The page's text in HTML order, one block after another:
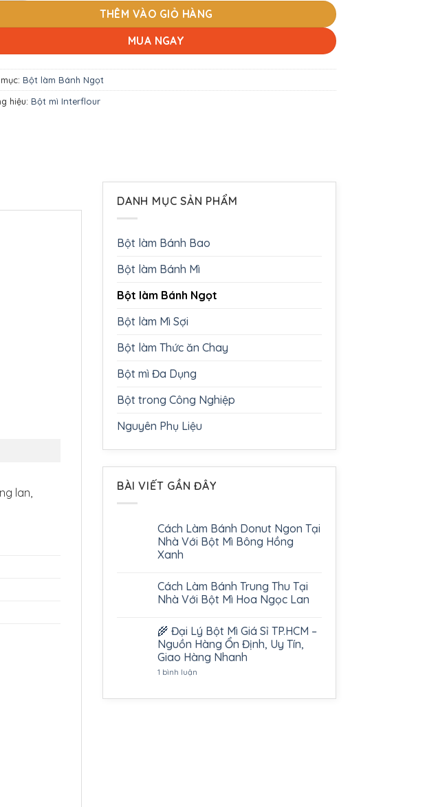
THÊM VÀO GIỎ HÀNG
MUA NGAY
Bột làm Bánh Ngọt
hiệu: Bột mì Interflour
lan,
DANH MỤC SẢN PHẨM
Bột làm Bánh Bao
Bột làm Bánh Mì
Bột làm Bánh Ngọt
Bột làm Mì Sợi
Bột làm Thức ăn Chay
Bột mì Đa Dụng
Bột trong Công Nghiệp
Nguyên Phụ Liệu
BÀI VIẾT GẦN ĐÂY
Cách Làm Bánh Donut Ngon Tại
Nhà Với Bột Mì Bông Hồng
Xanh
Cách Làm Bánh Trung Thu Tại
Nhà Với Bột Mì Hoa Ngọc Lan
🌾 Đại Lý Bột Mì Giá Sỉ TP.HCM –
Nguồn Hàng Ổn Định, Uy Tín,
Giao Hàng Nhanh
1 bình luận
Lý